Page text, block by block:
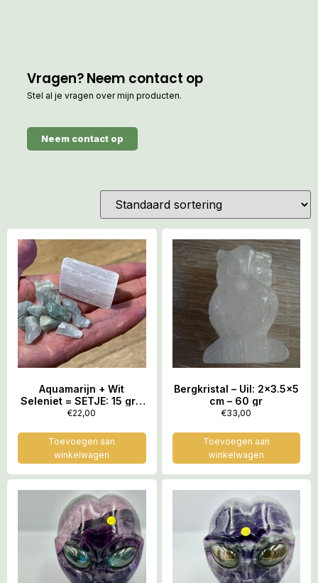
Vragen? Neem contact op
Stel al je vragen over mijn producten.
Neem contact op
Aquamarijn + Wit
Seleniet = SETJE: 15 gr –
Moeder Maria
de LeMUria Regenboog
€22,00
Toevoegen aan
winkelwagen
Bergkristal – Uil: 2×3.5×5
cm – 60 gr
€33,00
Toevoegen aan
winkelwagen